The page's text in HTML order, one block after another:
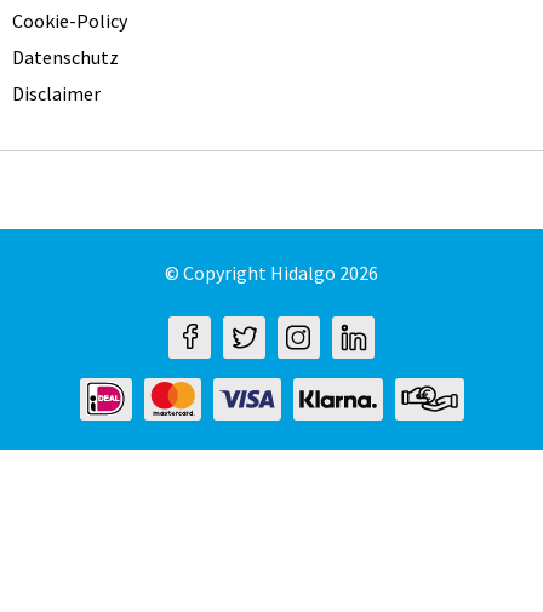
Cookie-Policy
Datenschutz
Disclaimer
© Copyright Hidalgo 2026